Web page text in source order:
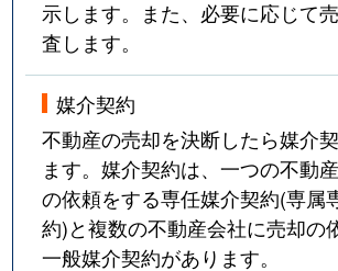
示します。また、必要に応じて
査します。
媒介契約
不動産の売却を決断したら媒介
ます。媒介契約は、一つの不動
の依頼をする専任媒介契約(専属
約)と複数の不動産会社に売却の
一般媒介契約があります。